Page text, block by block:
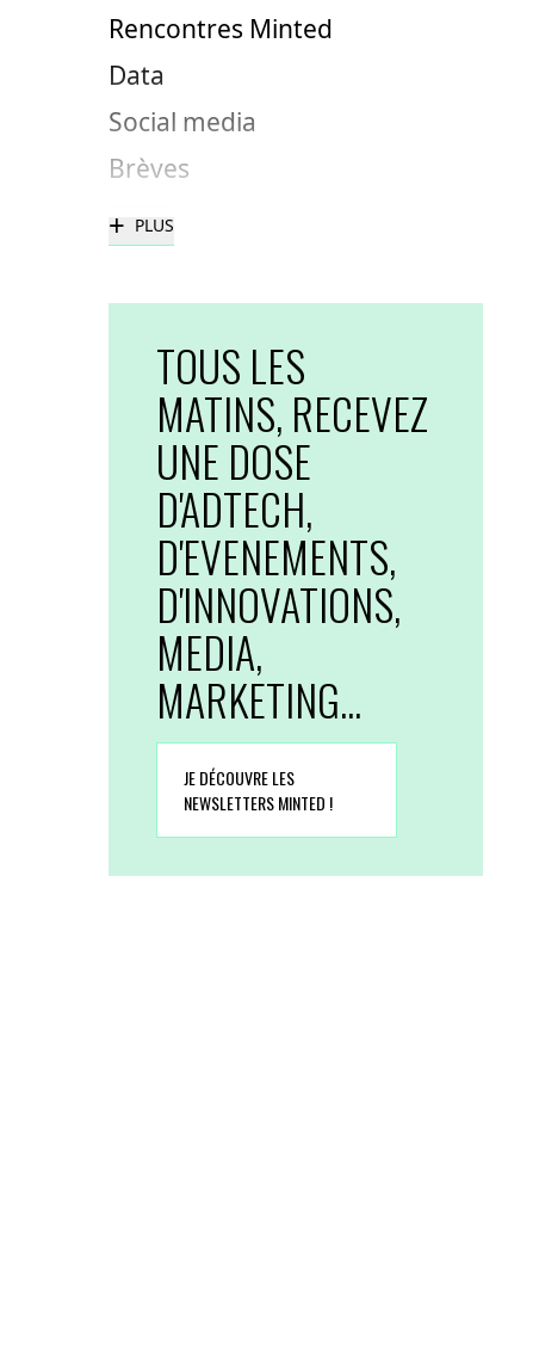
Rencontres Minted
Data
Social media
Brèves
+ PLUS
TOUS LES
MATINS, RECEVEZ
UNE DOSE
D'ADTECH,
D'EVENEMENTS,
D'INNOVATIONS,
MEDIA,
MARKETING...
JE DÉCOUVRE LES
NEWSLETTERS MINTED !